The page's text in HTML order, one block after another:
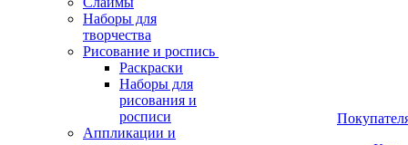
Наборы для
творчества
Рисование и роспись
Раскраски
Наборы для
рисования и
росписи
Аппликации и